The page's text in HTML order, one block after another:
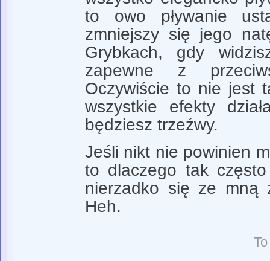
to owo pływanie
zmniejszy się jego
Grybkach, gdy
zapewne z
Oczywiście to nie jest
wszystkie efekty
będziesz trzeźwy.
Jeśli nikt nie powinien
to dlaczego tak
nierzadko się ze mną
Heh.